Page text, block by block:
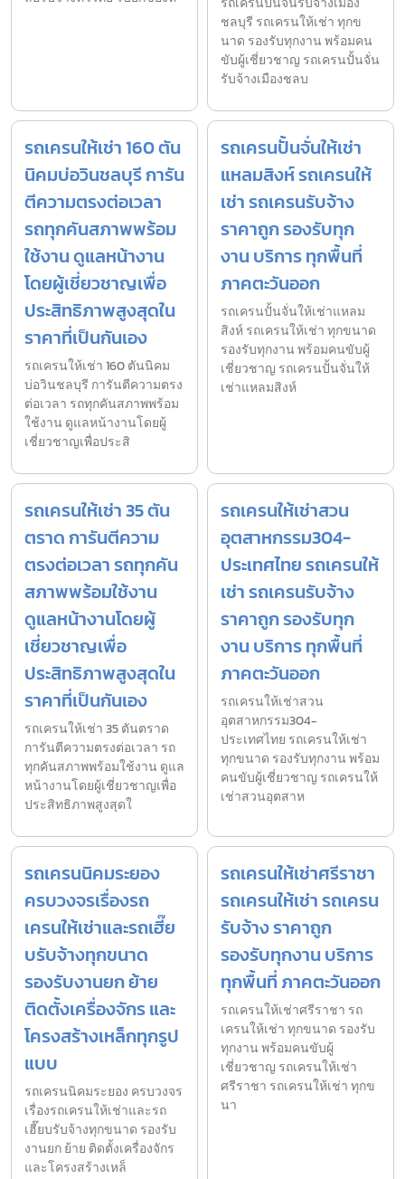
ชลบุรี รถเครนให้เช่า ทุกข
นาด รองรับทุกงาน พร้อมคน
ขับผู้เชี่ยวชาญ รถเครนปั้นจั่น
รับจ้างเมืองชลบ
รถเครนให้เช่า 160 ตัน
นิคมบ่อวินชลบุรี การัน
ตีความตรงต่อเวลา
รถทุกคันสภาพพร้อม
ใช้งาน ดูแลหน้างาน
โดยผู้เชี่ยวชาญเพื่อ
ประสิทธิภาพสูงสุดใน
ราคาที่เป็นกันเอง
รถเครนให้เช่า 160 ตันนิคม
บ่อวินชลบุรี การันตีความตรง
ต่อเวลา รถทุกคันสภาพพร้อม
ใช้งาน ดูแลหน้างานโดยผู้
เชี่ยวชาญเพื่อประสิ
รถเครนปั้นจั่นให้เช่า
แหลมสิงห์ รถเครนให้
เช่า รถเครนรับจ้าง
ราคาถูก รองรับทุก
งาน บริการ ทุกพื้นที่
ภาคตะวันออก
รถเครนปั้นจั่นให้เช่าแหลม
สิงห์ รถเครนให้เช่า ทุกขนาด
รองรับทุกงาน พร้อมคนขับผู้
เชี่ยวชาญ รถเครนปั้นจั่นให้
เช่าแหลมสิงห์
รถเครนให้เช่า 35 ตัน
ตราด การันตีความ
ตรงต่อเวลา รถทุกคัน
สภาพพร้อมใช้งาน
ดูแลหน้างานโดยผู้
เชี่ยวชาญเพื่อ
ประสิทธิภาพสูงสุดใน
ราคาที่เป็นกันเอง
รถเครนให้เช่า 35 ตันตราด
การันตีความตรงต่อเวลา รถ
ทุกคันสภาพพร้อมใช้งาน ดูแล
หน้างานโดยผู้เชี่ยวชาญเพื่อ
ประสิทธิภาพสูงสุดใ
รถเครนให้เช่าสวน
อุตสาหกรรม304-
ประเทศไทย รถเครนให้
เช่า รถเครนรับจ้าง
ราคาถูก รองรับทุก
งาน บริการ ทุกพื้นที่
ภาคตะวันออก
รถเครนให้เช่าสวน
อุตสาหกรรม304-
ประเทศไทย รถเครนให้เช่า
ทุกขนาด รองรับทุกงาน พร้อม
คนขับผู้เชี่ยวชาญ รถเครนให้
เช่าสวนอุตสาห
รถเครนนิคมระยอง
ครบวงจรเรื่องรถ
เครนให้เช่าและรถเฮี๊ย
บรับจ้างทุกขนาด
รองรับงานยก ย้าย
ติดตั้งเครื่องจักร และ
โครงสร้างเหล็กทุกรูป
แบบ
รถเครนนิคมระยอง ครบวงจร
เรื่องรถเครนให้เช่าและรถ
เฮี๊ยบรับจ้างทุกขนาด รองรับ
งานยก ย้าย ติดตั้งเครื่องจักร
และโครงสร้างเหล็
รถเครนให้เช่าศรีราชา
รถเครนให้เช่า รถเครน
รับจ้าง ราคาถูก
รองรับทุกงาน บริการ
ทุกพื้นที่ ภาคตะวันออก
รถเครนให้เช่าศรีราชา รถ
เครนให้เช่า ทุกขนาด รองรับ
ทุกงาน พร้อมคนขับผู้
เชี่ยวชาญ รถเครนให้เช่า
ศรีราชา รถเครนให้เช่า ทุกข
นา